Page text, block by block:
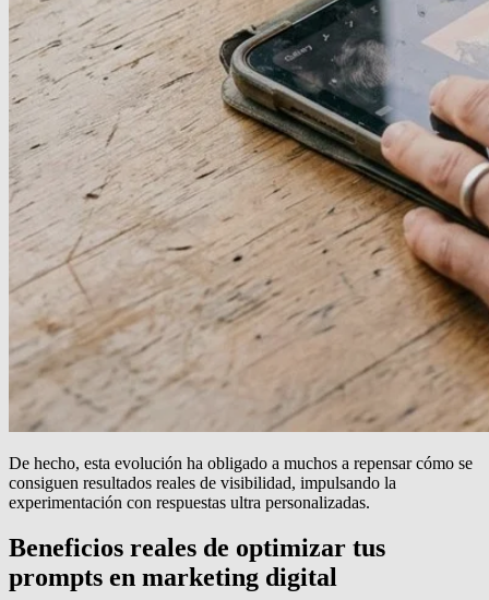
De hecho, esta evolución ha obligado a muchos a repensar cómo se
consiguen resultados reales de visibilidad, impulsando la
experimentación con respuestas ultra personalizadas.
Beneficios reales de optimizar tus
prompts en marketing digital